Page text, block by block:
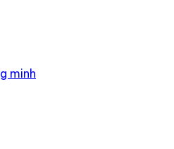
minh